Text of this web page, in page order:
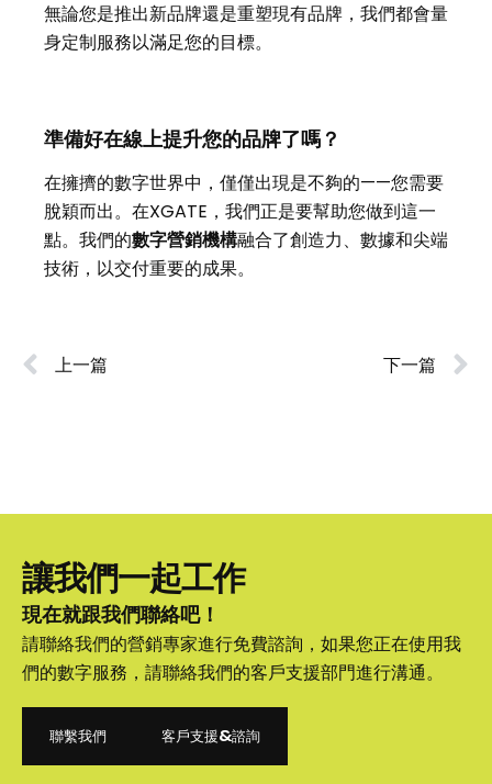
無論您是推出新品牌還是重塑現有品牌，我們都會量
身定制服務以滿足您的目標。
準備好在線上提升您的品牌了嗎？
在擁擠的數字世界中，僅僅出現是不夠的——您需要
脫穎而出。在XGATE ，我們正是要幫助您做到這一
點。我們的數字營銷機構融合了創造力、數據和尖端
技術，以交付重要的成果。
上一篇 下一篇
讓我們一起工作
現在就跟我們聯絡吧！
請聯絡我們的營銷專家進行免費諮詢，如果您正在使用我
們的數字服務，請聯絡我們的客戶支援部門進行溝通。
聯繫我們
客戶支援&諮詢